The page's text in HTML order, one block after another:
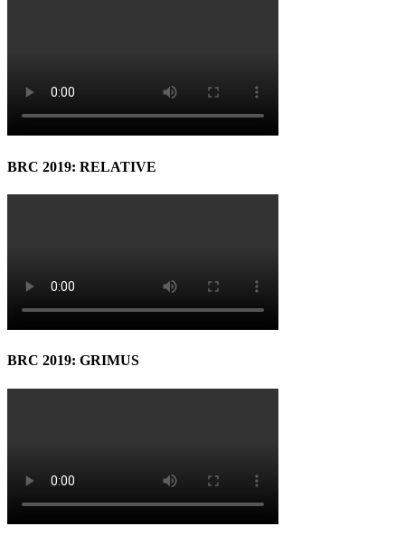
BRC 2019: RELATIVE
BRC 2019: GRIMUS